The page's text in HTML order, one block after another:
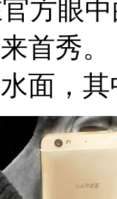
方眼
首秀
面，其